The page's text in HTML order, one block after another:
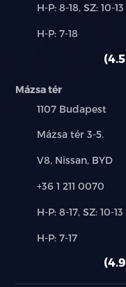
Új-
használt
H-P: 8-18, SZ: 10-13
Alkatrész,
H-P: 7-18
4.5
Mázsa tér
Település:
1107 Budapest
Cím:
Mázsa tér 3-5.
Márkák:
V8, Nissan, BYD
Telefon:
+36 1 211 0070
Új-
használt
H-P: 8-17, SZ: 10-13
Alkatrész,
H-P: 7-17
4.9